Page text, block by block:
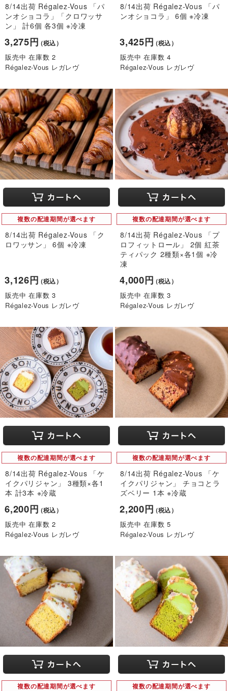
8/14出荷 Régalez-Vous 「パ
ンオショコラ」「クロワッサ
ン」 計6個 各3個 ※冷凍
3,275円（税込）
販売中 在庫数 2
Régalez-Vous レガレヴ
8/14出荷 Régalez-Vous 「パ
ンオショコラ」 6個 ※冷凍
3,425円（税込）
販売中 在庫数 4
Régalez-Vous レガレヴ
複数の配達期間が選べます
8/14出荷 Régalez-Vous 「ク
ロワッサン」 6個 ※冷凍
3,126円（税込）
販売中 在庫数 3
Régalez-Vous レガレヴ
複数の配達期間が選べます
8/14出荷 Régalez-Vous 「プ
ロフィットロール」 2個 紅茶
ティパック 2種類×各1個 ※冷
凍
4,000円（税込）
販売中 在庫数 3
Régalez-Vous レガレヴ
複数の配達期間が選べます
8/14出荷 Régalez-Vous 「ケ
イクパリジャン」 3種類×各1
本 計3本 ※冷蔵
6,200円（税込）
販売中 在庫数 2
Régalez-Vous レガレヴ
複数の配達期間が選べます
8/14出荷 Régalez-Vous 「ケ
イクパリジャン」 チョコとラ
ズベリー 1本 ※冷蔵
2,200円（税込）
販売中 在庫数 5
Régalez-Vous レガレヴ
複数の配達期間が選べます 複数の配達期間が選べます